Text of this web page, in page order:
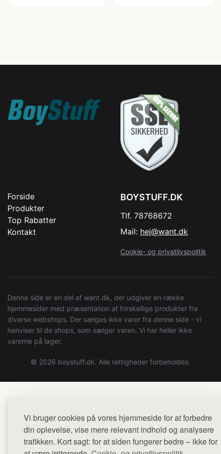
Vi bruger cookies på vores hjemmeside for at forbedre
din oplevelse, vise mere relevant indhold og analysere
trafikken. Kort sagt: for at siden fungerer bedre – ikke for
Forside
Produkter
Top Rabatter
Kontakt
BOYSTUFF.DK
Tlf. 78768672
Mail: hej@want.dk
Cookie- og privatlivspolitik
Denne side er en del af want.dk, der udgiver en række
hjemmesider med præsentation af forskellige produkter fra
diverse webshops. Der sælges ikke varer fra denne side - vi
henviser til de shops, som sælger varen. Vi har heller ikke
varerne på lager.
© 2026 boystuff.dk. Alle rettigheder forbeholdes.